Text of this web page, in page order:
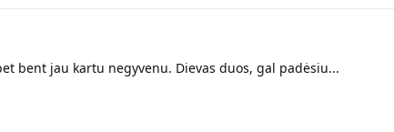
bent jau kartu negyvenu. Dievas duos, gal padėsiu...